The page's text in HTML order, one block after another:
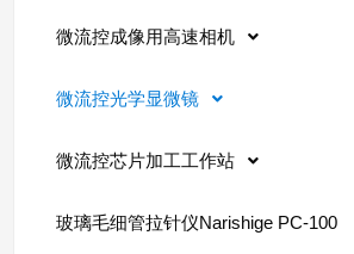
微流控成像用高速相机
微流控光学显微镜
微流控芯片加工工作站
玻璃毛细管拉针仪Narishige PC-100